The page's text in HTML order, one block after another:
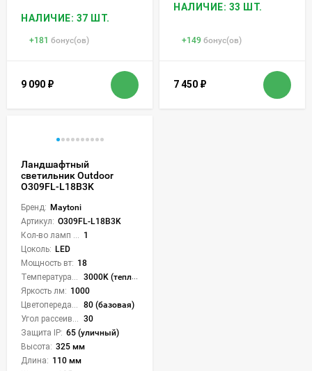
НАЛИЧИЕ: 37 ШТ.
+181 бонус(ов)
9 090 ₽
НАЛИЧИЕ: 33 ШТ.
+149 бонус(ов)
7 450 ₽
Ландшафтный
светильник Outdoor
O309FL-L18B3K
Бренд: Maytoni
Артикул: O309FL-L18B3K
1
Цоколь: LED
Мощность вт: 18
3000K (теплый)
Яркость лм: 1000
80 (базовая)
30
Защита IP: 65 (уличный)
Высота: 325 мм
Длина: 110 мм